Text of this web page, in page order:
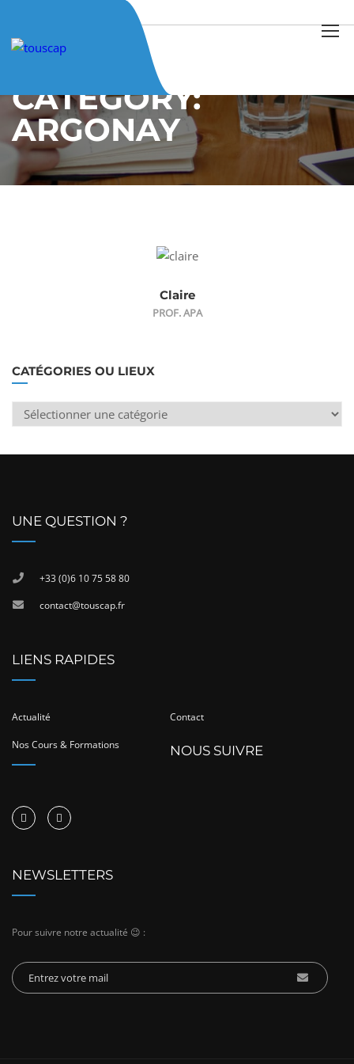
Argonay
CATEGORY:
ARGONAY
Claire
PROF. APA
CATÉGORIES OU LIEUX
Catégories
ou
UNE QUESTION ?
+33 (0)6 10 75 58 80
contact@touscap.fr
LIENS RAPIDES
Actualité Contact
Nos Cours & Formations NOUS SUIVRE
NEWSLETTERS
Pour suivre notre actualité 😉 :